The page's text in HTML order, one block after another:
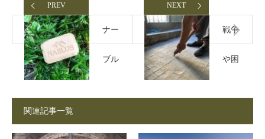
PREV
ナー
ブル
NEXT
戦争
や困
関連記事一覧